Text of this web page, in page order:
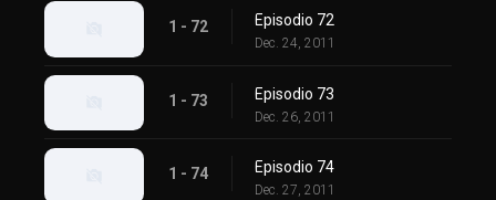
1 - 72 Episodio 72
Dec. 24, 2011
1 - 73 Episodio 73
Dec. 26, 2011
1 - 74 Episodio 74
Dec. 27, 2011